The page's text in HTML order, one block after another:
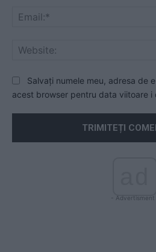
Salvați numele meu, adresa de
acest browser pentru data viitoare i
- Advertisment -